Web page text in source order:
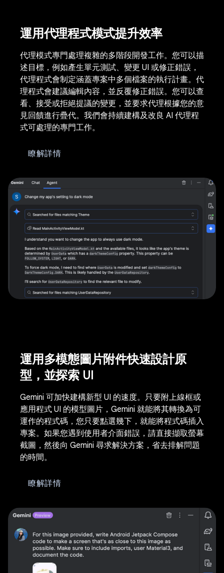
運用代理程式模式提升效率
代理模式專門處理複雜的多階段開發工作。您可以描
述目標，例如產生單元測試、變更 UI 或修正錯誤，
代理程式會制定涵蓋專案中多個檔案的執行計畫。代
理程式會建議編輯內容，並反覆修正錯誤。您可以查
看、接受或拒絕提議的變更，並要求代理根據您的意
見回饋進行疊代。我們會持續建構及改良 AI 代理程
式可處理的專門工作。
瞭解詳情
運用多模態圖片附件快速設計原
型，並探索 UI
Gemini 可加快建構新型 UI 的速度。只要附上線框或
應用程式 UI 的模型圖片，Gemini 就能將其轉換為可
運作的程式碼，您只要點選幾下，就能將程式碼插入
專案。如果您遇到使用者介面錯誤，請直接擷取螢幕
截圖，然後向 Gemini 尋求解決方案，省去排解問題
的時間。
瞭解詳情